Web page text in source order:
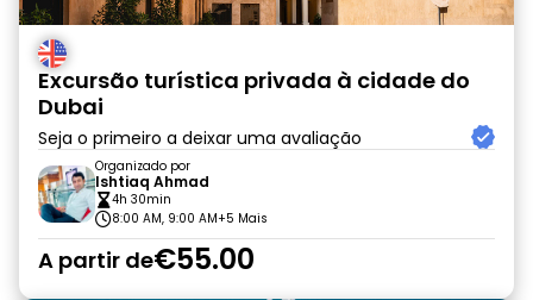
Excursão turística privada à cidade do
Dubai
Seja o primeiro a deixar uma avaliação
Organizado por
Ishtiaq Ahmad
4h 30min
8:00 AM, 9:00 AM+5 Mais
A partir de€55.00